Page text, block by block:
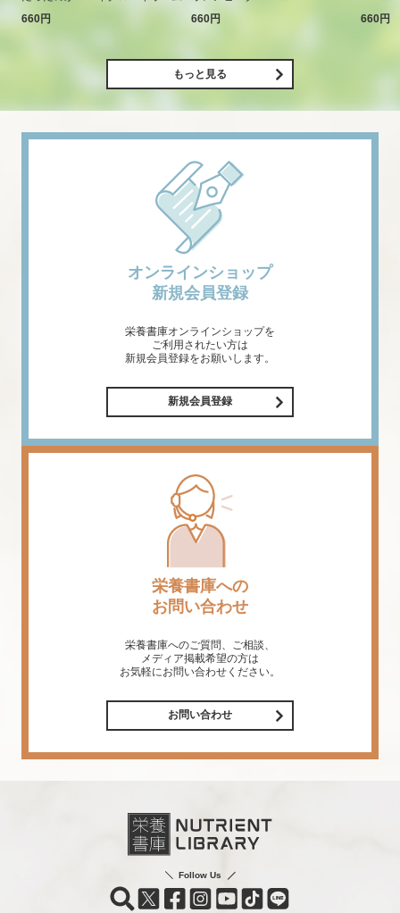
660円
660円
660円
もっと見る
オンラインショップ
新規会員登録
栄養書庫オンラインショップを
ご利用されたい方は
新規会員登録をお願いします。
新規会員登録
栄養書庫への
お問い合わせ
栄養書庫へのご質問、ご相談、
メディア掲載希望の方は
お気軽にお問い合わせください。
お問い合わせ
Follow Us